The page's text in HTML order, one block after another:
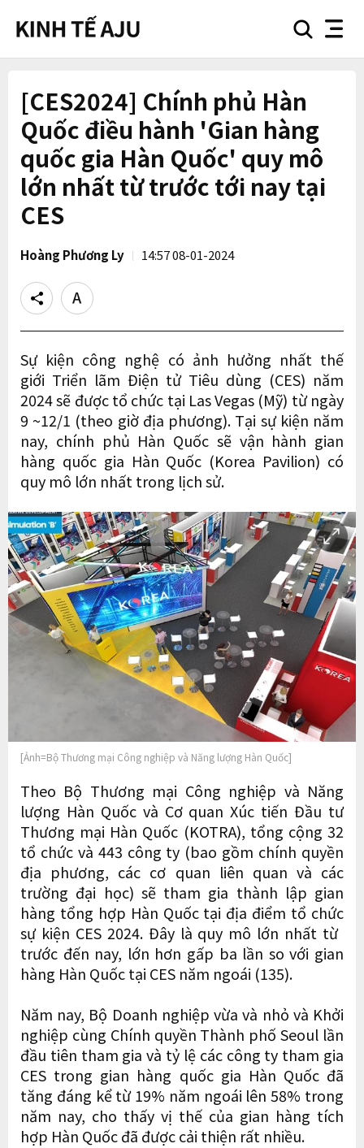
searchnav
[CES2024] Chính phủ Hàn
Quốc điều hành 'Gian hàng
quốc gia Hàn Quốc' quy mô
lớn nhất từ trước tới nay tại
CES
Hoàng Phương Ly 14:57 08-01-2024
Share
Text
size
Sự kiện công nghệ có ảnh hưởng nhất thế
giới Triển lãm Điện tử Tiêu dùng (CES) năm
2024 sẽ được tổ chức tại Las Vegas (Mỹ) từ ngày
9 ~12/1 (theo giờ địa phương). Tại sự kiện năm
nay, chính phủ Hàn Quốc sẽ vận hành gian
hàng quốc gia Hàn Quốc (Korea Pavilion) có
quy mô lớn nhất trong lịch sử.
[Ảnh=Bộ Thương mại Công nghiệp và Năng lượng Hàn Quốc]
Theo Bộ Thương mại Công nghiệp và Năng
lượng Hàn Quốc và Cơ quan Xúc tiến Đầu tư
Thương mại Hàn Quốc (KOTRA), tổng cộng 32
tổ chức và 443 công ty (bao gồm chính quyền
địa phương, các cơ quan liên quan và các
trường đại học) sẽ tham gia thành lập gian
hàng tổng hợp Hàn Quốc tại địa điểm tổ chức
sự kiện CES 2024. Đây là quy mô lớn nhất từ ​​
trước đến nay, lớn hơn gấp ba lần so với gian
hàng Hàn Quốc tại CES năm ngoái (135).
Năm nay, Bộ Doanh nghiệp vừa và nhỏ và Khởi
nghiệp cùng Chính quyền Thành phố Seoul lần
đầu tiên tham gia và tỷ lệ các công ty tham gia
CES trong gian hàng quốc gia Hàn Quốc đã
tăng đáng kể từ 19% năm ngoái lên 58% trong
năm nay, cho thấy vị thế của gian hàng tích
hợp Hàn Quốc đã được cải thiện rất nhiều.